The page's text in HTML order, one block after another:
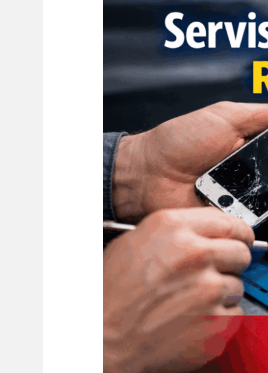
mobilnih
Ralja